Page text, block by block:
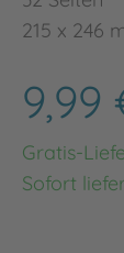
215 x 246
9,99
Gratis-
Sofort